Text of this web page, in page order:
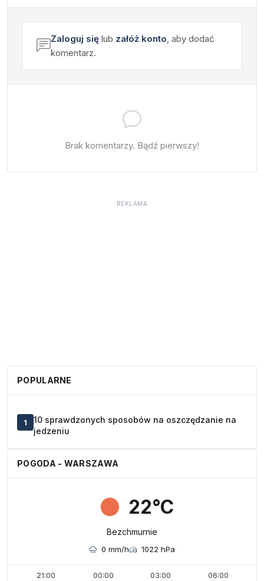
Zaloguj się lub załóż konto, aby dodać
komentarz.
Brak komentarzy. Bądź pierwszy!
REKLAMA
POPULARNE
1
10 sprawdzonych sposobów na oszczędzanie na
jedzeniu
POGODA - WARSZAWA
22°C
Bezchmurnie
0 mm/h 1022 hPa
21:00 00:00 03:00 06:00